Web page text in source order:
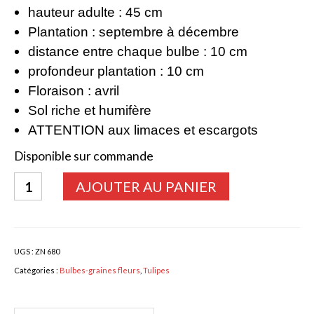
Bulbes Automne
Narcisses
Tulipes
Jacinthes
Divers bulbes
Callas – arum
hauteur adulte : 45 cm
Plantation : septembre à décembre
distance entre chaque bulbe : 10 cm
profondeur plantation : 10 cm
Floraison : avril
Sol riche et humifère
ATTENTION aux limaces et escargots
Disponible sur commande
quantité
de
AJOUTER AU PANIER
UGS : ZN 680
Catégories : Bulbes-graines fleurs Tulipes